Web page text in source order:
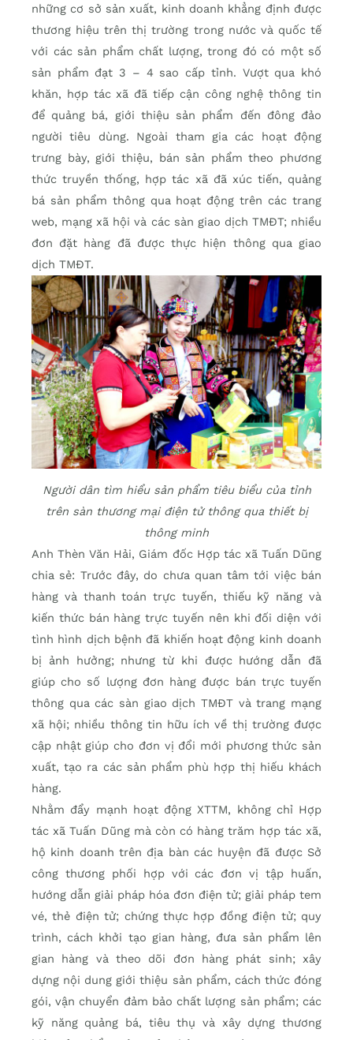
những cơ sở sản xuất, kinh doanh khẳng định được
thương hiệu trên thị trường trong nước và quốc tế
với các sản phẩm chất lượng, trong đó có một số
sản phẩm đạt 3 – 4 sao cấp tỉnh. Vượt qua khó
khăn, hợp tác xã đã tiếp cận công nghệ thông tin
để quảng bá, giới thiệu sản phẩm đến đông đảo
người tiêu dùng. Ngoài tham gia các hoạt động
trưng bày, giới thiệu, bán sản phẩm theo phương
thức truyền thống, hợp tác xã đã xúc tiến, quảng
bá sản phẩm thông qua hoạt động trên các trang
web, mạng xã hội và các sàn giao dịch TMĐT; nhiều
đơn đặt hàng đã được thực hiện thông qua giao
dịch TMĐT.
Người dân tìm hiểu sản phẩm tiêu biểu của tỉnh
trên sàn thương mại điện tử thông qua thiết bị
thông minh
Anh Thèn Văn Hải, Giám đốc Hợp tác xã Tuấn Dũng
chia sẻ: Trước đây, do chưa quan tâm tới việc bán
hàng và thanh toán trực tuyến, thiếu kỹ năng và
kiến thức bán hàng trực tuyến nên khi đối diện với
tình hình dịch bệnh đã khiến hoạt động kinh doanh
bị ảnh hưởng; nhưng từ khi được hướng dẫn đã
giúp cho số lượng đơn hàng được bán trực tuyến
thông qua các sàn giao dịch TMĐT và trang mạng
xã hội; nhiều thông tin hữu ích về thị trường được
cập nhật giúp cho đơn vị đổi mới phương thức sản
xuất, tạo ra các sản phẩm phù hợp thị hiếu khách
hàng.
Nhằm đẩy mạnh hoạt động XTTM, không chỉ Hợp
tác xã Tuấn Dũng mà còn có hàng trăm hợp tác xã,
hộ kinh doanh trên địa bàn các huyện đã được Sở
công thương phối hợp với các đơn vị tập huấn,
hướng dẫn giải pháp hóa đơn điện tử; giải pháp tem
vé, thẻ điện tử; chứng thực hợp đồng điện tử; quy
trình, cách khởi tạo gian hàng, đưa sản phẩm lên
gian hàng và theo dõi đơn hàng phát sinh; xây
dựng nội dung giới thiệu sản phẩm, cách thức đóng
gói, vận chuyển đảm bảo chất lượng sản phẩm; các
kỹ năng quảng bá, tiêu thụ và xây dựng thương